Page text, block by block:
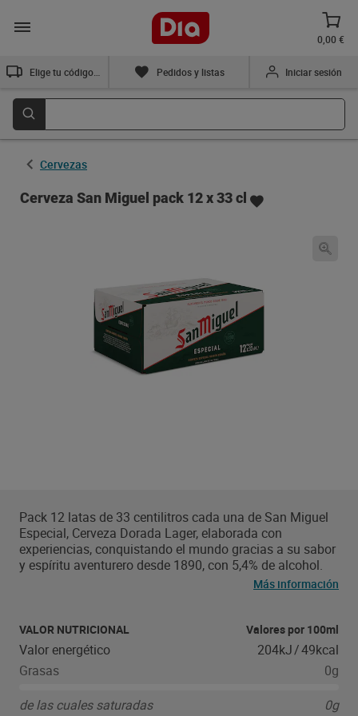
0,00 €
Pedidos y listas Iniciar sesión
Cervezas
Cerveza San Miguel pack 12 x 33 cl
Pack 12 latas de 33 centilitros cada una de San Miguel
Especial, Cerveza Dorada Lager, elaborada con
experiencias, conquistando el mundo gracias a su sabor
y espíritu aventurero desde 1890, con 5,4% de alcohol.
Para un mayor disfrute se recomienda consumir entre 4º
y consistente Aroma: En nariz la cerveza San Miguel
especial nota delicados aromas procedentes de la
levadura, a frutas blancas, plátano y manzana, con un
suave toque a pan blanco y fondo floral Sabor: En boca
un fondo floral. El final del sabor de la cerveza San
Más información
VALOR NUTRICIONAL Valores por 100ml
Valor energético 204kJ/49kcal
Grasas
0g
de las cuales saturadas
0g